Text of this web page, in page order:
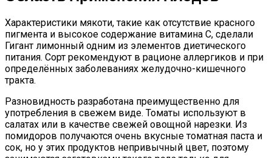
Характеристики мякоти, такие как отсутствие красного
пигмента и высокое содержание витамина С, сделали
Гигант лимонный одним из элементов диетического
питания. Сорт рекомендуют в рационе аллергиков и при
определённых заболеваниях желудочно-кишечного
тракта.
Разновидность разработана преимущественно для
употребления в свежем виде. Томаты используют в
салатах или в качестве свежей овощной нарезки. Из
помидоров получаются очень вкусные томатная паста и
сок, но у этих продуктов непривычный цвет, поэтому